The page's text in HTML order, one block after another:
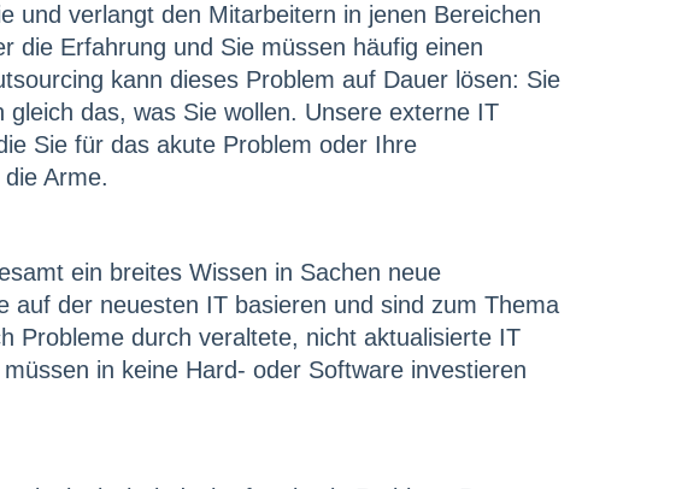
und verlangt den Mitarbeitern in jenen Bereichen
die Erfahrung und Sie müssen häufig einen
kann dieses Problem auf Dauer lösen: Sie
das, was Sie wollen. Unsere externe IT
Sie für das akute Problem oder Ihre
Arme.
ein breites Wissen in Sachen neue
auf der neuesten IT basieren und sind zum Thema
Probleme durch veraltete, nicht aktualisierte IT
in keine Hard- oder Software investieren